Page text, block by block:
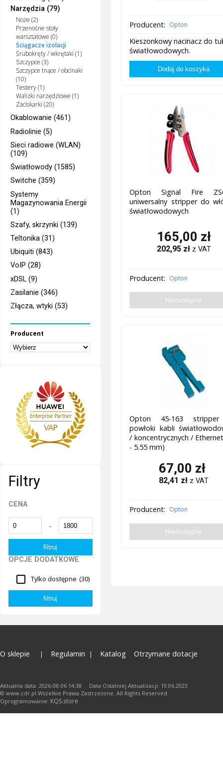
Narzędzia (79)
Noże (2)
Przenośne stoły
warsztatowe (0)
Ściągacze izolacji
Śrubokręty / wkrętaki (1)
Szczypce (3)
Szczypce tnące / obcinaki
(10)
Testery (1)
Walizki narzędziowe (1)
Zaciskarki (20)
Okablowanie (461)
Radiolinie (5)
Sieci radiowe (WLAN)
(109)
Światłowody (1585)
Switche (359)
Systemy
Magazynowania Energii
(1)
Szafy, skrzynki (139)
Teltonika (31)
Ubiquiti (843)
VoIP (28)
xDSL (9)
Zasilanie (346)
Złącza, wtyki (53)
Producent
Filtry
CENA
-
OPCJE DODATKOWE
Tylko dostępne (30)
Producent: Opton
Kieszonkowy nacinacz do
światłowodowych.
Opton Signal Fire
uniwersalny stripper do
światłowodowych
165,00 zł
202,95zł z VAT
Producent: Opton
Niedostępne
Opton 45-163
powłoki kabli
/ koncentrycznych /
- 5.55 mm)
67,00 zł
82,41 zł z VAT
Producent: Opton
Niedostępne
O sklepie Regulamin Katalog Otrzymane dotacje
Aktualna data: 2026-08-06 14:38 Data Ostatniej Aktualizacji: 19.06.2023
© www.cdr.pl.Wszelkie Prawa Zastrzeżone. All Rights Reserved.
Oprogramowanie: KQS.store